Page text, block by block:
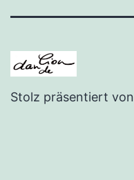
Stolz präsentiert von